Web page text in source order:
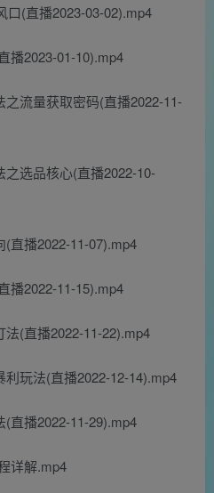
口(直播2023-03-02).mp4
播2023-01-10).mp4
流量获取密码(直播2022-11-
选品核心(直播2022-10-
直播2022-11-07).mp4
播2022-11-15).mp4
(直播2022-11-22).mp4
玩法(直播2022-12-14).mp4
直播2022-11-29).mp4
详解.mp4